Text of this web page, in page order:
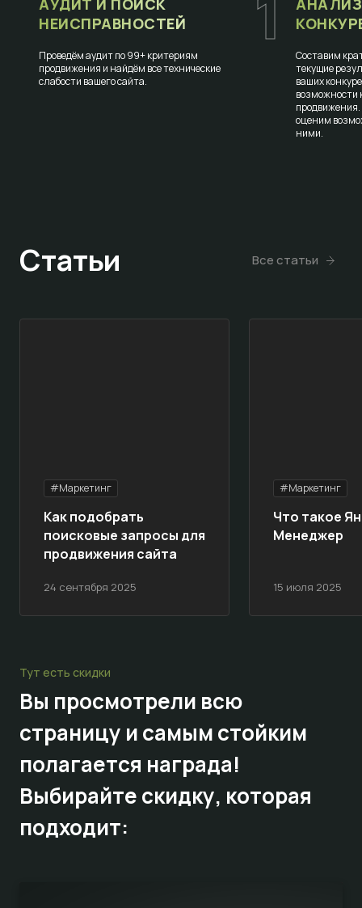
АУДИТ И ПОИСК
НЕИСПРАВНОСТЕЙ
Проведём аудит по 99+ критериям
продвижения и найдём все технические
слабости вашего сайта.
Составим
текущие
ваших
возможности
оценим
ними.
Статьи Все статьи
#Маркетинг
24 сентября 2025
Как подобрать
поисковые запросы для
продвижения сайта
#Маркетинг
15 июля 2025
Что такое
Менеджер
Тут есть скидки
Вы просмотрели всю
страницу и самым стойким
полагается награда!
Выбирайтескидку, которая
подходит: